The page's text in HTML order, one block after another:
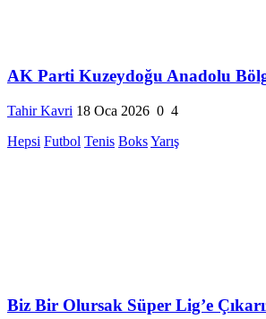
AK Parti Kuzeydoğu Anadolu
Tahir Kavri 18 Oca 2026 0 4
Hepsi Futbol Tenis BoksYarış
Biz Bir Olursak Süper Lig’e